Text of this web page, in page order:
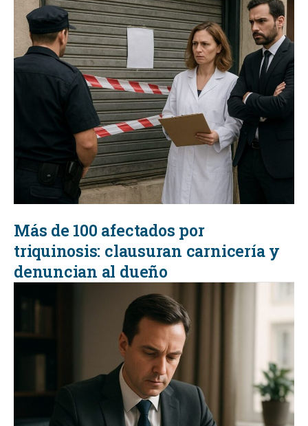
Más de 100 afectados por
triquinosis: clausuran carnicería y
denuncian al dueño